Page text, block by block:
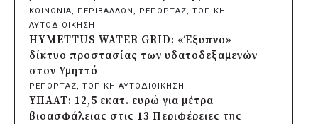
Δήμος Σαρωνικού και ΑΡΧΕΛΩΝ
ενημερώνουν τους λουόμενους για τη
συνύπαρξη με τις θαλάσσιες χελώνες
πριν από μία μέρα
Δήμος Κυθήρων: Απαγόρευση πρόσβασης
στην παραλία Λυκοδήμου για λόγους
ασφαλείας
πριν από μία μέρα
ΚΟΙΝΩΝΙΑ, ΠΕΡΙΒΑΛΛΟΝ , ΡΕΠΟΡΤΑΖ, ΤΟΠΙΚΗ
ΑΥΤΟΔΙΟΙΚΗΣΗ
HYMETTUS WATER GRID: «Έξυπνο»
δίκτυο προστασίας των υδατοδεξαμενών
στον Υμηττό
ΡΕΠΟΡΤΑΖ, ΤΟΠΙΚΗ ΑΥΤΟΔΙΟΙΚΗΣΗ
ΥΠΑΑΤ: 12,5 εκατ. ευρώ για μέτρα
βιοασφάλειας στις 13 Περιφέρειες της